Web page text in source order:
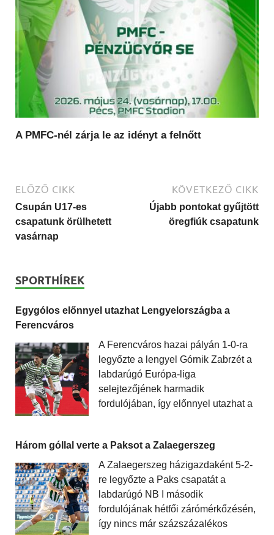
A PMFC-nél zárja le az idényt a felnőtt
ELŐZŐ CIKK
Csupán U17-es
csapatunk örülhetett
vasárnap
KÖVETKEZŐ CIKK
Újabb pontokat gyűjtött
öregfiúk csapatunk
SPORTHÍREK
Egygólos előnnyel utazhat Lengyelországba a
Ferencváros
A Ferencváros hazai pályán 1-0-ra
legyőzte a lengyel Górnik Zabrzét a
labdarúgó Európa-liga
selejtezőjének harmadik
fordulójában, így előnnyel utazhat a
Három góllal verte a Paksot a Zalaegerszeg
A Zalaegerszeg házigazdaként 5-2-
re legyőzte a Paks csapatát a
labdarúgó NB I második
fordulójának hétfői zárómérkőzésén,
így nincs már százszázalékos